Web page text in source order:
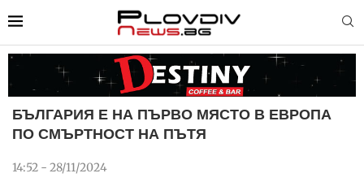
БЪЛГАРИЯ Е НА ПЪРВО МЯСТО В ЕВРОПА
ПО СМЪРТНОСТ НА ПЪТЯ
14:52 - 28/11/2024